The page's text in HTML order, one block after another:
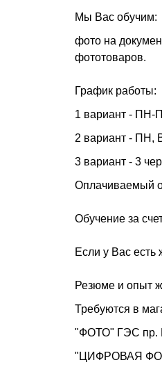
Мы Вас обучим:
фото на
фототоваров.
График работы:
1 вариант - ПН-
2 вариант - ПН,
3 вариант - 3
Оплачиваемый
Обучение за
Если у Вас есть
Резюме и опыт
Требуются в
"ФОТО" ГЭС пр.
"ЦИФРОВАЯ